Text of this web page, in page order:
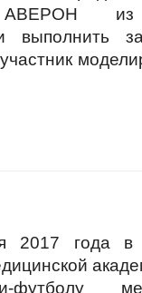
из
выполнить
2017 года в
футболу